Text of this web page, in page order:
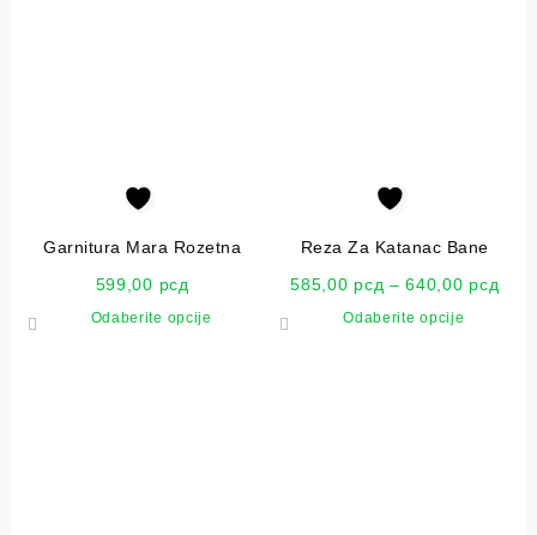
Garnitura Mara Rozetna
599,00 рсд
Odaberite opcije
Reza Za Katanac Bane
585,00 рсд – 640,00 рсд
Odaberite opcije